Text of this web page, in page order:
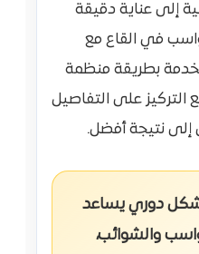
إلى عناية دقيقة
في القاع مع
بطريقة منظمة
على التفاصيل
نتيجة أفضل.
دوري يساعد
والشوائب،